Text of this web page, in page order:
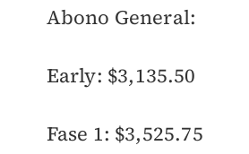
Abono General:
Early: $3,135.50
Fase 1: $3,525.75